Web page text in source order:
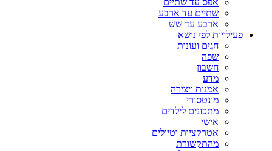
אפס עד שתיים
שתיים עד ארבע
ארבע עד שש
פעילויות לפי נושא
חגים ועונות
שפה
חשבון
מדע
אמנות ויצירה
מונטסורי
מתכונים לילדים
אישי
אטרקציות וטיולים
מהתקשורת